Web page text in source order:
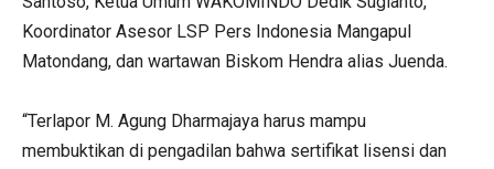
Koordinator Asesor LSP Pers Indonesia Mangapul
Matondang, dan wartawan Biskom Hendra alias Juenda.
“Terlapor M. Agung Dharmajaya harus mampu
membuktikan di pengadilan bahwa sertifikat lisensi dan